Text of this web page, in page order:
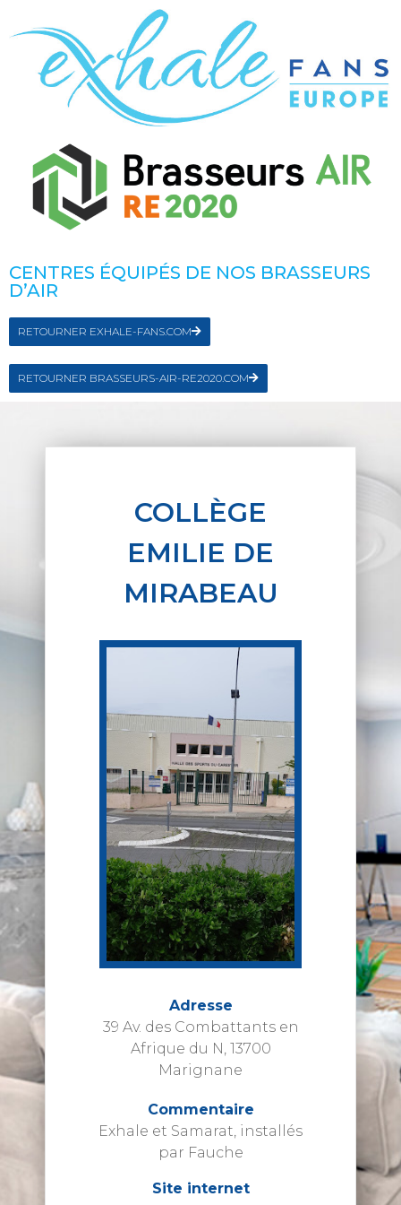
CENTRES ÉQUIPÉS DE NOS BRASSEURS
D’AIR
RETOURNER EXHALE-FANS.COM
RETOURNER BRASSEURS-AIR-RE2020.COM
COLLÈGE
EMILIE DE
MIRABEAU
Adresse
39 Av. des Combattants en
Afrique du N, 13700
Marignane
Commentaire
Exhale et Samarat, installés
par Fauche
Site internet